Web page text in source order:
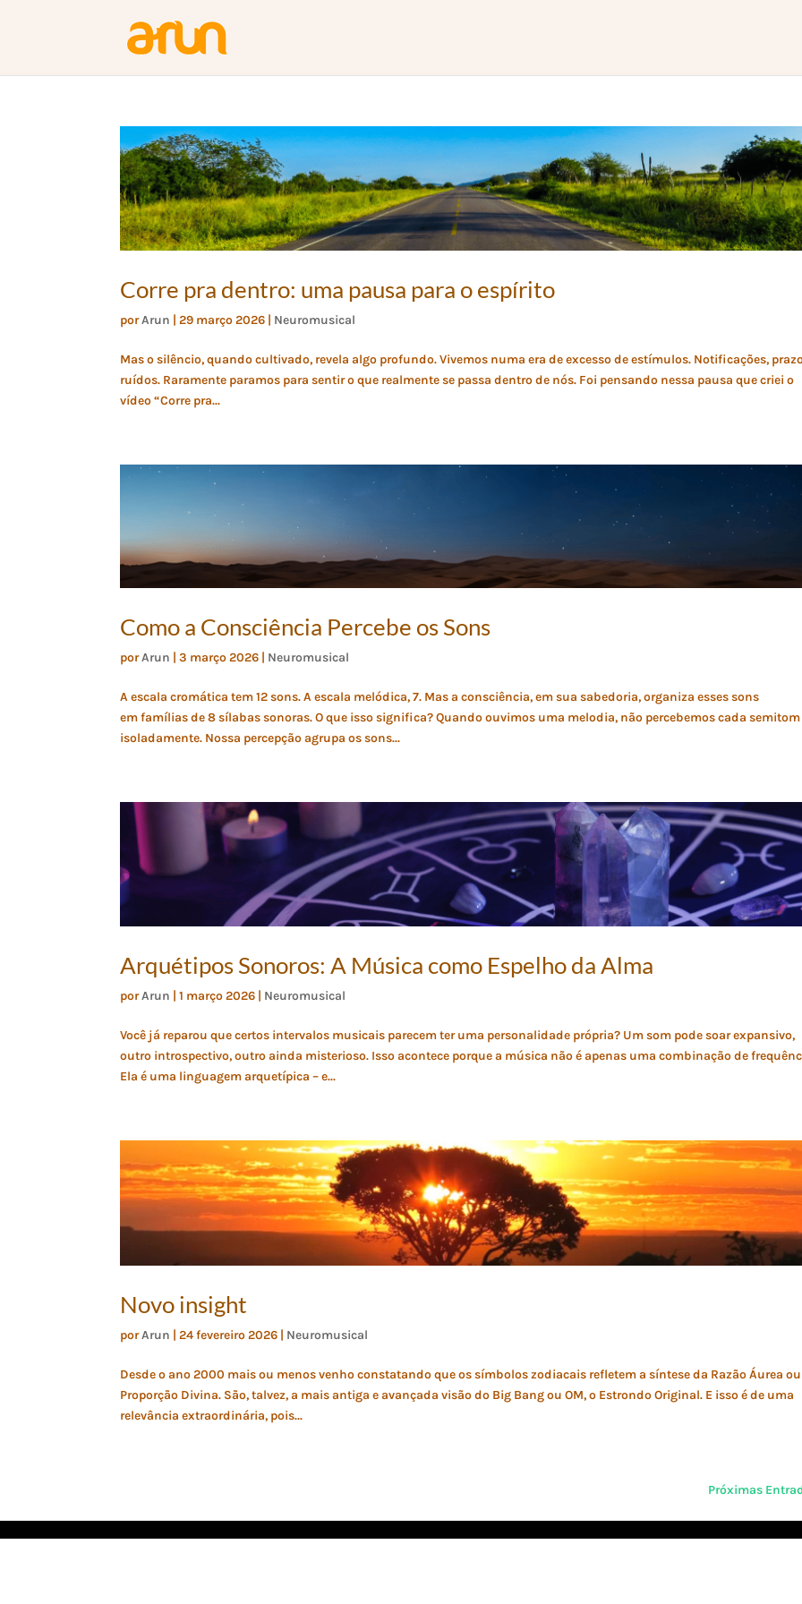
Corre pra dentro: uma pausa para o espírito
porArun |29 março 2026 | Neuromusical
Mas o silêncio, quando cultivado, revela algo profundo. Vivemos numa era de excesso de estímulos. Notificações,
ruídos. Raramente paramos para sentir o que realmente se passa dentro de nós. Foi pensando nessa pausa que criei o
vídeo “Corre pra...
Como a Consciência Percebe os Sons
porArun |3 março 2026 | Neuromusical
A escala cromática tem 12 sons. A escala melódica, 7. Mas a consciência, em sua sabedoria, organiza esses sons
em famílias de 8 sílabas sonoras. O que isso significa? Quando ouvimos uma melodia, não percebemos cada semitom
isoladamente. Nossa percepção agrupa os sons...
Arquétipos Sonoros: A Música como Espelho da Alma
porArun |1 março 2026 | Neuromusical
Você já reparou que certos intervalos musicais parecem ter uma personalidade própria? Um som pode soar expansivo,
outro introspectivo, outro ainda misterioso. Isso acontece porque a música não é apenas uma combinação de
Ela é uma linguagem arquetípica – e...
Novo insight
porArun |24 fevereiro 2026 | Neuromusical
Desde o ano 2000 mais ou menos venho constatando que os símbolos zodiacais refletem a síntese da Razão Áurea ou
Proporção Divina. São, talvez, a mais antiga e avançada visão do Big Bang ou OM, o Estrondo Original. E isso é de uma
relevância extraordinária, pois...
Próximas